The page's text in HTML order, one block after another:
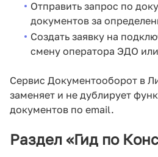
Отправить запрос по
документов за
Создать заявку на
смену оператора ЭДО или
Сервис Документооборот в
заменяет и не дублирует
документов по email.
Раздел «Гид по